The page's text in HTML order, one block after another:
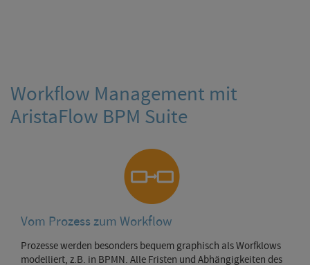
Workflow Management mit
AristaFlow BPM Suite
Vom Prozess zum Workflow
Prozesse werden besonders bequem graphisch als Worfklows
modelliert, z.B. in BPMN. Alle Fristen und Abhängigkeiten des